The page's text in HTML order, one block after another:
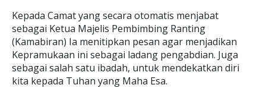
Kepada Camat yang secara otomatis menjabat
sebagai Ketua Majelis Pembimbing Ranting
(Kamabiran) Ia menitipkan pesan agar menjadikan
Kepramukaan ini sebagai ladang pengabdian. Juga
sebagai salah satu ibadah, untuk mendekatkan diri
kita kepada Tuhan yang Maha Esa.